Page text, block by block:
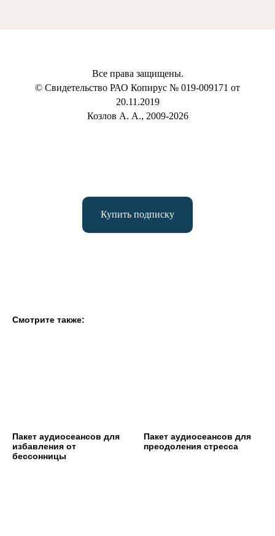
Все права защищены.
© Свидетельство РАО Копирус № 019-009171 от
20.11.2019
Козлов А. А., 2009-2026
Купить подписку
Смотрите также:
Пакет аудиосеансов для
избавления от
бессонницы
Пакет аудиосеансов для
преодоления стресса